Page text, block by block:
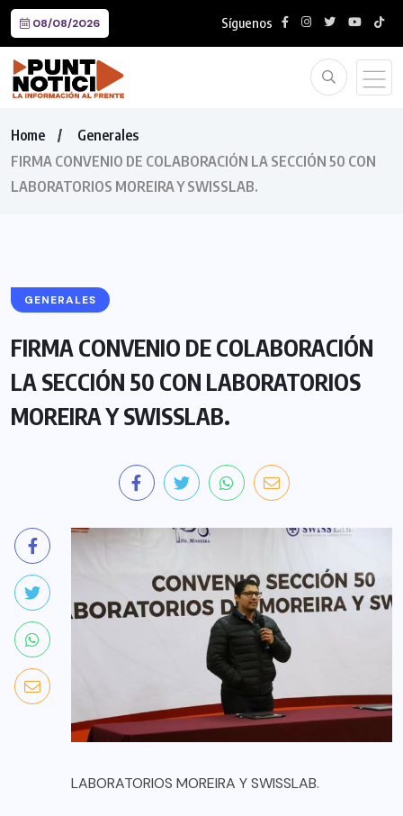
08/08/2026 Síguenos
Home
Generales
FIRMA CONVENIO DE COLABORACIÓN LA SECCIÓN 50 CON
LABORATORIOS MOREIRA Y SWISSLAB.
GENERALES
FIRMA CONVENIO DE COLABORACIÓN
LA SECCIÓN 50 CON LABORATORIOS
MOREIRA Y SWISSLAB.
LABORATORIOS MOREIRA Y SWISSLAB.